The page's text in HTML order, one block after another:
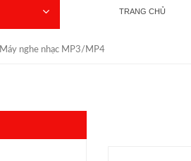
TRANG CHỦ
Máy nghe nhạc MP3/MP4